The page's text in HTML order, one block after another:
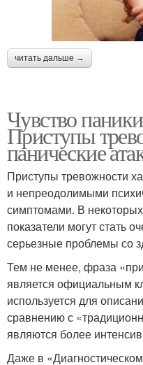
читать дальше →
Чувство
Приступы
панические
Приступы тревожности
и непреодолимыми
симптомами. В
показатели могут стать
серьезные проблемы со
Тем не менее, фраза
является официальным
используется для
сравнению с
являются более
Даже в